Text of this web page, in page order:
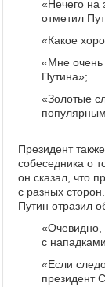
«Нечего на
отметил
«Какое
«Мне очень
Путина»;
«Золотые
Президент
собеседника о
он сказал, что
с разных
Путин отразил
«Очевидно,
с
«Если
президент